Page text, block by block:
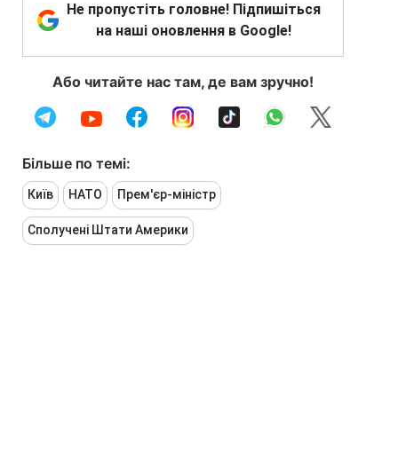
Не пропустіть головне! Підпишіться
на наші оновлення в Google!
Або читайте нас там, де вам зручно!
Більше по темі:
Київ НАТО Прем'єр-міністр
Сполучені Штати Америки